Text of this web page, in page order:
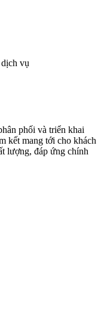
dịch vụ
phối và triển khai
kết mang tới cho khách
lượng, đáp ứng chính